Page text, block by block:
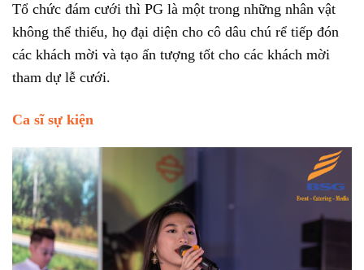
Tổ chức đám cưới thì PG là một trong những nhân vật
không thể thiếu, họ đại diện cho cô dâu chú rể tiếp đón
các khách mời và tạo ấn tượng tốt cho các khách mời
tham dự lễ cưới.
Ca sĩ sự kiện